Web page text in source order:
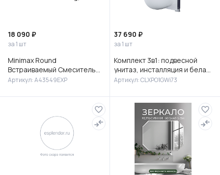
18 090 ₽
за 1 шт
Minimax Round
Встраиваемый Смеситель
для раковины, хром,
Артикул: A43549EXP
37 690 ₽
за 1 шт
Комплект 3в1: подвесной
унитаз, инсталляция и белая
клавиша смыва, Клауд Икс
Артикул: CLXPO1GWi73